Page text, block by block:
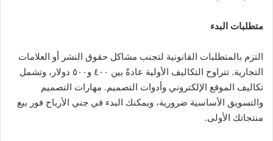
متطلبات البدء
التزم بالمتطلبات القانونية لتجنب مشاكل حقوق النشر أو العلامات
التجارية. تتراوح التكاليف الأولية عادةً بين ٤٠٠ و٥٠٠ دولار، وتشمل
تكاليف الموقع الإلكتروني وأدوات التصميم. مهارات التصميم
والتسويق الأساسية ضرورية، ويمكنك البدء في جني الأرباح فور بيع
منتجاتك الأولى.